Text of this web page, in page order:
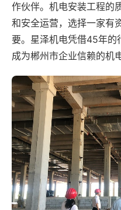
作伙伴。机电安装工程的
和安全运营，选择一家有
要。星泽机电凭借45年的
成为郴州市企业信赖的机